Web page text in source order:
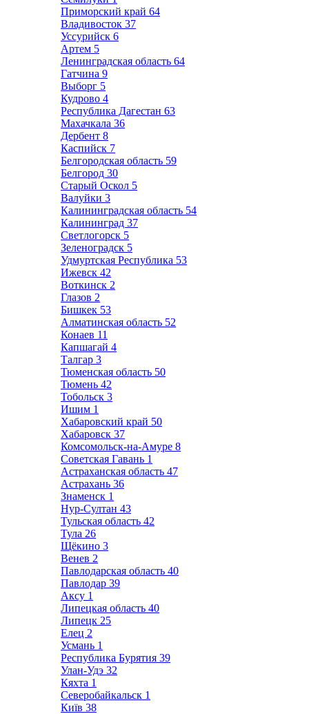
Приморский край 64
Владивосток 37
Уссурийск 6
Артем 5
Ленинградская область 64
Гатчина 9
Выборг 5
Кудрово 4
Республика Дагестан 63
Махачкала 36
Дербент 8
Каспийск 7
Белгородская область 59
Белгород 30
Старый Оскол 5
Валуйки 3
Калининградская область 54
Калининград 37
Светлогорск 5
Зеленоградск 5
Удмуртская Республика 53
Ижевск 42
Воткинск 2
Глазов 2
Бишкек 53
Алматинская область 52
Конаев 11
Капшагай 4
Талгар 3
Тюменская область 50
Тюмень 42
Тобольск 3
Ишим 1
Хабаровский край 50
Хабаровск 37
Комсомольск-на-Амуре 8
Советская Гавань 1
Астраханская область 47
Астрахань 36
Знаменск 1
Нур-Султан 43
Тульская область 42
Тула 26
Щёкино 3
Венев 2
Павлодарская область 40
Павлодар 39
Аксу 1
Липецкая область 40
Липецк 25
Елец 2
Усмань 1
Республика Бурятия 39
Улан-Удэ 32
Кяхта 1
Северобайкальск 1
Київ 38